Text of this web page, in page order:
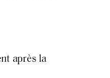
après la